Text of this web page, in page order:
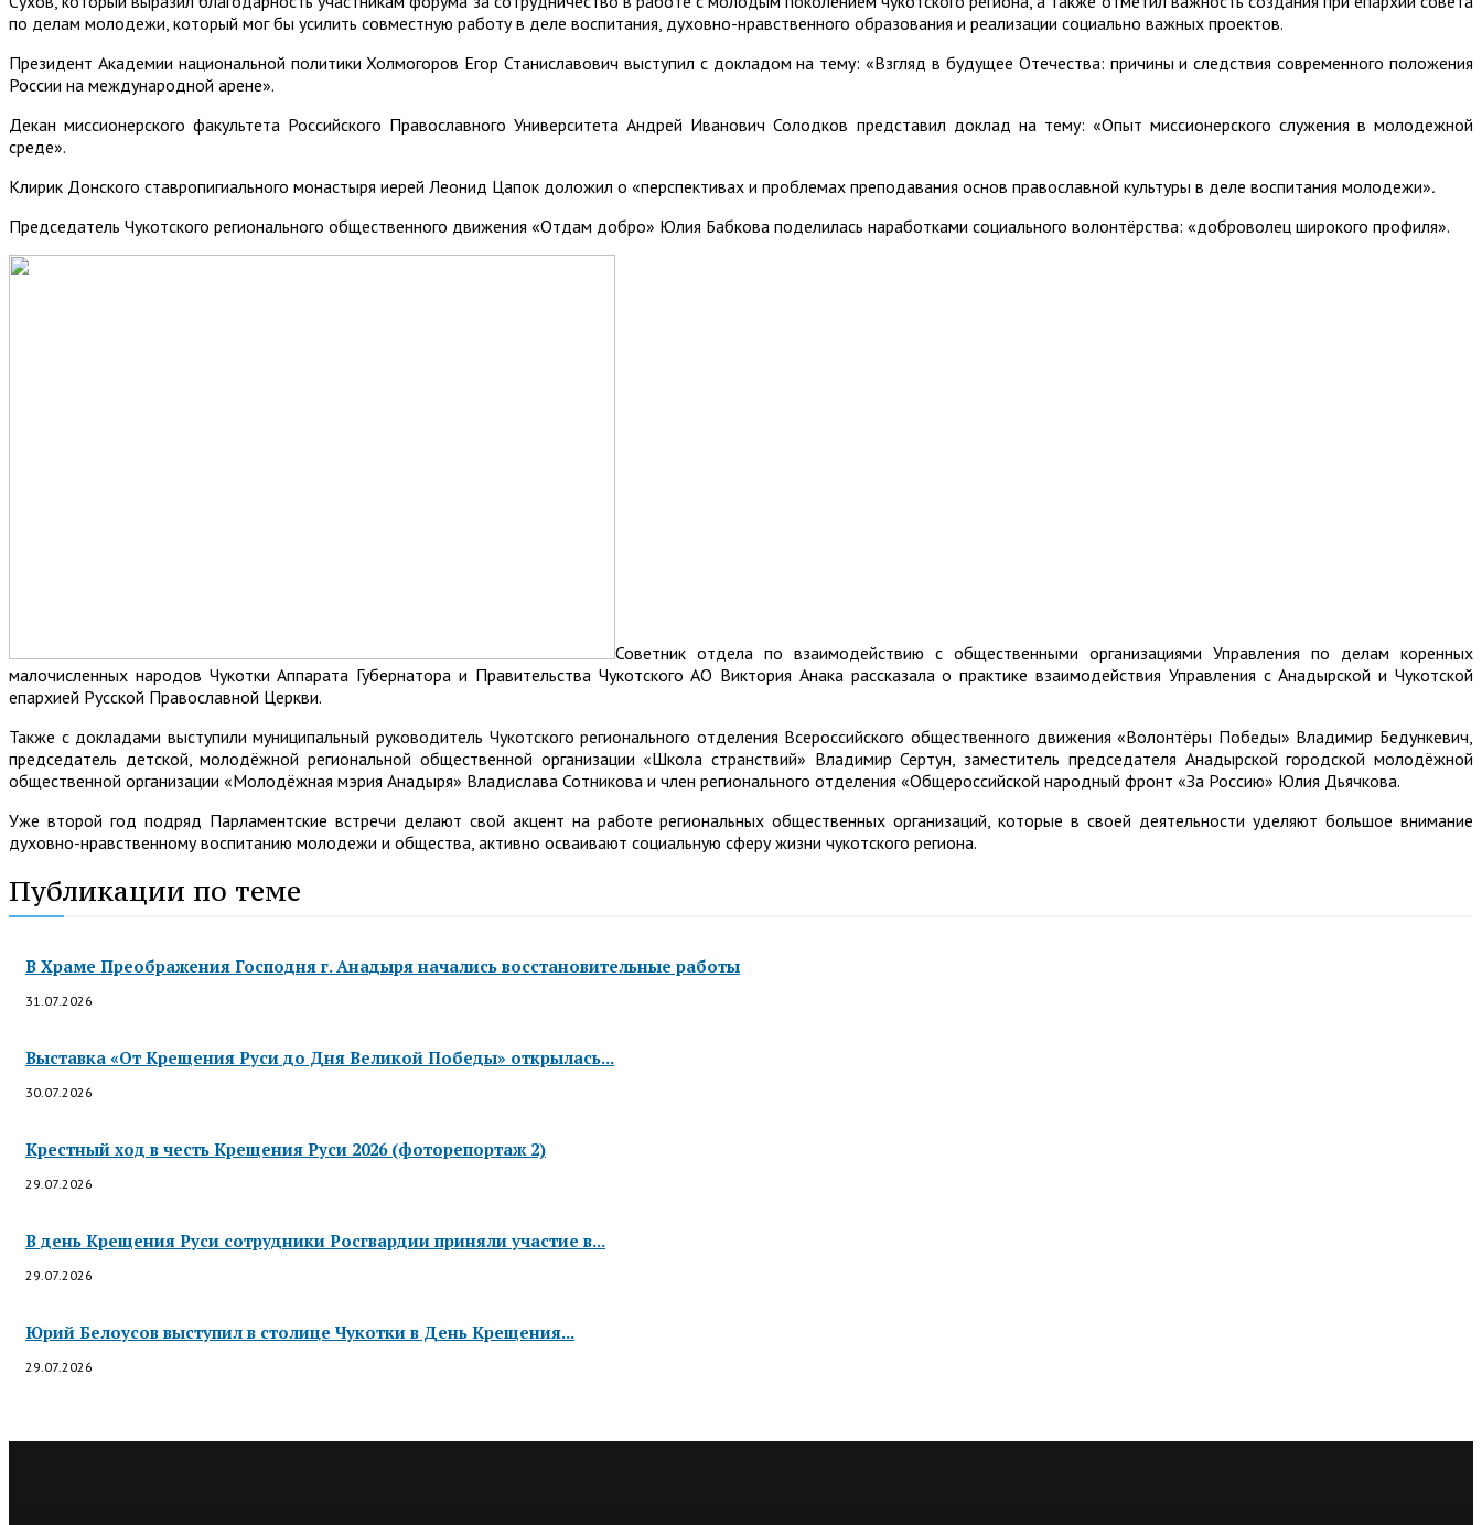
по делам молодежи, который мог бы усилить совместную работу в деле воспитания, духовно-нравственного образования и реализации социально важных проектов.
Президент Академии национальной политики Холмогоров Егор Станиславович выступил с докладом на тему: «Взгляд в будущее Отечества: причины и следствия современного положения
России на международной арене».
Декан миссионерского факультета Российского Православного Университета Андрей Иванович Солодков представил доклад на тему: «Опыт миссионерского служения в молодежной
среде».
Клирик Донского ставропигиального монастыря иерей Леонид Цапок доложил о «перспективах и проблемах преподавания основ православной культуры в деле воспитания молодежи».
Председатель Чукотского регионального общественного движения «Отдам добро» Юлия Бабкова поделилась наработками социального волонтёрства: «доброволец широкого профиля».
Советник отдела по взаимодействию с общественными организациями Управления по делам коренных
малочисленных народов Чукотки Аппарата Губернатора и Правительства Чукотского АО Виктория Анака рассказала о практике взаимодействия Управления с Анадырской и Чукотской
епархией Русской Православной Церкви.
Также с докладами выступили муниципальный руководитель Чукотского регионального отделения Всероссийского общественного движения «Волонтёры Победы» Владимир Бедункевич,
председатель детской, молодёжной региональной общественной организации «Школа странствий» Владимир Сертун, заместитель председателя Анадырской городской молодёжной
общественной организации «Молодёжная мэрия Анадыря» Владислава Сотникова и член регионального отделения «Общероссийской народный фронт «За Россию» Юлия Дьячкова.
Уже второй год подряд Парламентские встречи делают свой акцент на работе региональных общественных организаций, которые в своей деятельности уделяют большое внимание
духовно-нравственному воспитанию молодежи и общества, активно осваивают социальную сферу жизни чукотского региона.
Публикации по теме
В Храме Преображения Господня г. Анадыря начались восстановительные работы
31.07.2026
Выставка «От Крещения Руси до Дня Великой Победы» открылась...
30.07.2026
Крестный ход в честь Крещения Руси 2026 (фоторепортаж 2)
29.07.2026
В день Крещения Руси сотрудники Росгвардии приняли участие в...
29.07.2026
Юрий Белоусов выступил в столице Чукотки в День Крещения...
29.07.2026